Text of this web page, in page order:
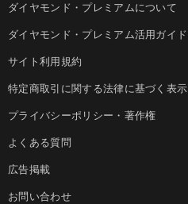
ダイヤモンド・プレミアムについて
ダイヤモンド・プレミアム活用ガイド
サイト利用規約
特定商取引に関する法律に基づく表示
プライバシーポリシー・著作権
よくある質問
広告掲載
お問い合わせ